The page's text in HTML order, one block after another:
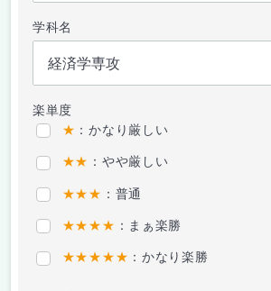
学科名
楽単度
★ ：かなり厳しい
★★ ：やや厳しい
★★★ ：普通
★★★★ ：まぁ楽勝
★★★★★ ：かなり楽勝